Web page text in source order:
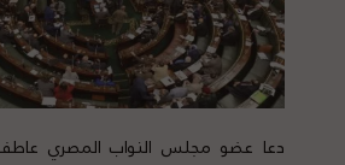
دعا عضو مجلس النواب المصري